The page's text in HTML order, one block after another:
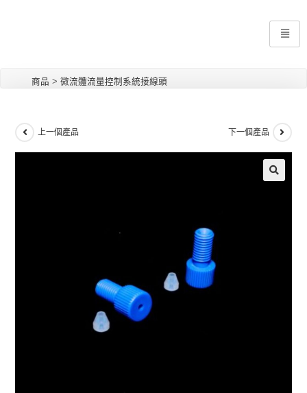
商品 > 微流體流量控制系統接線頭
上一個產品 下一個產品